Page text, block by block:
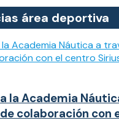
área deportiva
la Academia
colaboración con